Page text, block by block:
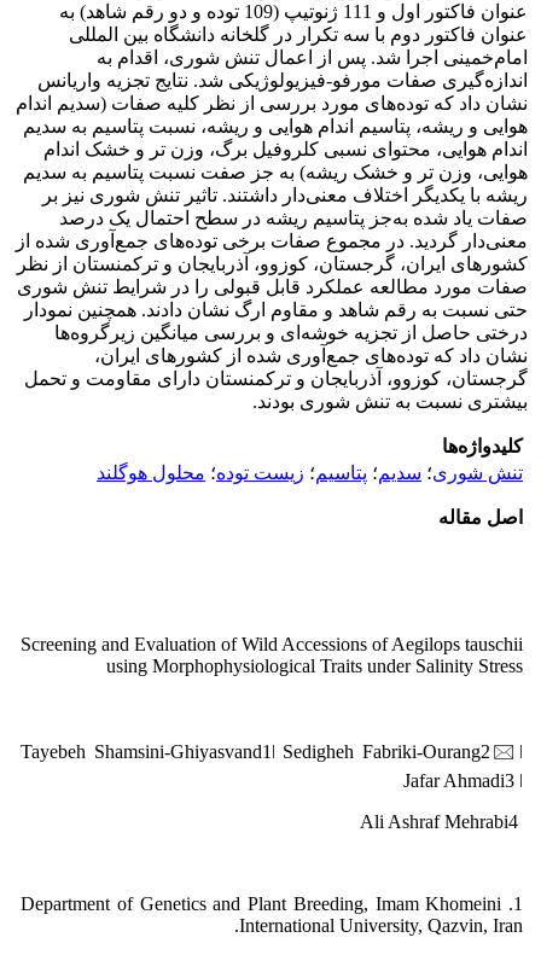
عنوان فاکتور اول و 111 ژنوتیپ (109 توده و دو رقم شاهد) به
عنوان فاکتور دوم با سه تکرار در گلخانه دانشگاه بین المللی
امام‌خمینی اجرا شد. پس از اعمال تنش شوری، اقدام به
اندازه‌گیری صفات مورفو-فیزیولوژیکی شد. نتایج تجزیه واریانس
نشان داد که توده‌های مورد بررسی از نظر کلیه صفات (سدیم اندام
هوایی و ریشه، پتاسیم اندام هوایی و ریشه، نسبت پتاسیم به سدیم
اندام هوایی، محتوای نسبی کلروفیل برگ، وزن تر و خشک اندام
هوایی، وزن تر و خشک ریشه) به جز صفت نسبت پتاسیم به سدیم
ریشه با یکدیگر اختلاف معنی‌دار داشتند. تاثیر تنش شوری نیز بر
صفات یاد شده به‌جز پتاسیم ریشه در سطح احتمال یک درصد
معنی‌دار گردید. در مجموع صفات برخی توده‌های جمع‌آوری شده از
کشورهای ایران، گرجستان، کوزوو، آذربایجان و ترکمنستان از نظر
صفات مورد مطالعه عملکرد قابل قبولی را در شرایط تنش شوری
حتی نسبت به رقم شاهد و مقاوم ارگ نشان دادند. همچنین نمودار
درختی حاصل از تجزیه خوشه‌ای و بررسی میانگین زیرگروه‌ها
نشان داد که توده‌های جمع‌آوری شده از کشورهای ایران،
گرجستان، کوزوو، آذربایجان و ترکمنستان دارای مقاومت و تحمل
بیشتری نسبت به تنش شوری بودند.
کلیدواژه‌ها
تنش شوری؛ سدیم؛ پتاسیم؛ زیست توده؛ محلول هوگلند
اصل مقاله
Screening and Evaluation of Wild Accessions of Aegilops tauschii
using Morphophysiological Traits under Salinity Stress
Tayebeh Shamsini-Ghiyasvand1ǀ Sedigheh Fabriki-Ourang2🖂ǀ
Jafar Ahmadi3 ǀ
1. Department of Genetics and Plant Breeding, Imam Khomeini
International University, Qazvin, Iran.